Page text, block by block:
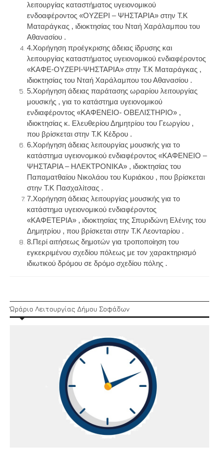
λειτουργίας καταστήματος υγειονομικού
ενδοαφέροντος «ΟΥΖΕΡΙ – ΨΗΣΤΑΡΙΑ» στην Τ.Κ
Ματαράγκας , ιδιοκτησίας του Νταή Χαράλαμπου του
Αθανασίου .
4.Χορήγηση προέγκρισης άδειας ίδρυσης και
λειτουργίας καταστήματος υγειονομικού ενδιαφέροντος
«ΚΑΦΕ-ΟΥΖΕΡΙ-ΨΗΣΤΑΡΙΑ» στην Τ.Κ Ματαράγκας ,
ιδιοκτησίας του Νταή Χαράλαμπου του Αθανασίου .
5.Χορήγηση άδειας παράτασης ωραρίου λειτουργίας
μουσικής , για το κατάστημα υγειονομικού
ενδιαφέροντος «ΚΑΦΕΝΕΙΟ- ΟΒΕΛΙΣΤΗΡΙΟ» ,
ιδιοκτησίας κ. Ελευθερίου Δημητρίου του Γεωργίου ,
που βρίσκεται στην Τ.Κ Κέδρου .
6.Χορήγηση άδειας λειτουργίας μουσικής για το
κατάστημα υγειονομικού ενδιαφέροντος «ΚΑΦΕΝΕΙΟ –
ΨΗΣΤΑΡΙΑ – ΗΛΕΚΤΡΟΝΙΚΑ» , ιδιοκτησίας του
Παπαματθαίου Νικολάου του Κυριάκου , που βρίσκεται
στην Τ.Κ Πασχαλίτσας .
7.Χορήγηση άδειας λειτουργίας μουσικής για το
κατάστημα υγειονομικού ενδιαφέροντος
«ΚΑΦΕΤΕΡΙΑ» , ιδιοκτησίας της Σπυριδώνη Ελένης του
Δημητρίου , που βρίσκεται στην Τ.Κ Λεονταρίου .
8.Περί αιτήσεως δημοτών για τροποποίηση του
εγκεκριμένου σχεδίου πόλεως με τον χαρακτηρισμό
ιδιωτικού δρόμου σε δρόμο σχεδίου πόλης .
Ώράριο Λειτουργίας Δήμου Σοφάδων